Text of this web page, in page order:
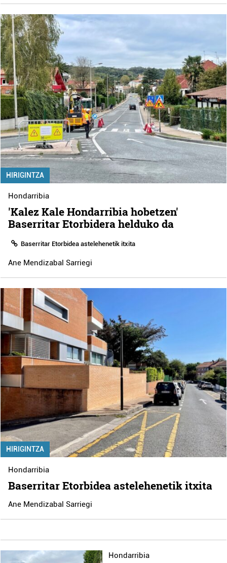
HIRIGINTZA
Hondarribia
'Kalez Kale Hondarribia hobetzen'
Baserritar Etorbidera helduko da
Baserritar Etorbidea astelehenetik itxita
Ane Mendizabal Sarriegi
HIRIGINTZA
Hondarribia
Baserritar Etorbidea astelehenetik itxita
Ane Mendizabal Sarriegi
Hondarribia